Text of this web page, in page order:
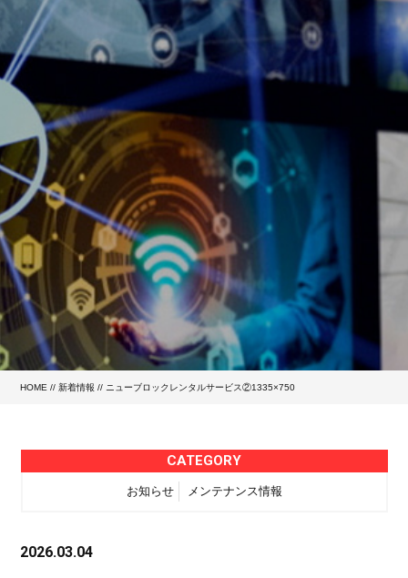
HOME //新着情報 // ニューブロックレンタルサービス②1335×750
CATEGORY
お知らせ メンテナンス情報
2026.03.04